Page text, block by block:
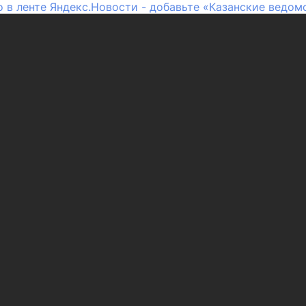
в ленте Яндекс.Новости - добавьте «Казанские